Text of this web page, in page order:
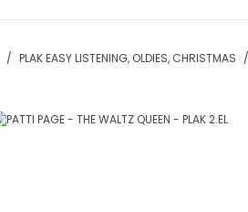
PLAK EASY LISTENING, OLDIES, CHRISTMAS